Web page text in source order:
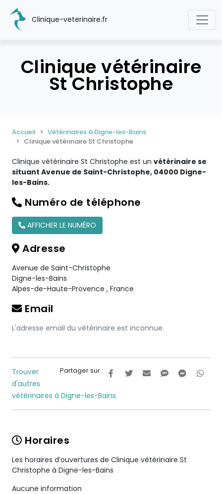
Clinique-veterinaire.fr
Clinique vétérinaire
St Christophe
Accueil
Vétérinaires à Digne-les-Bains
Clinique vétérinaire St Christophe
Clinique vétérinaire St Christophe est un vétérinaire se
situant Avenue de Saint-Christophe, 04000 Digne-
les-Bains.
Numéro de téléphone
AFFICHER LE NUMÉRO
Adresse
Avenue de Saint-Christophe
Digne-les-Bains
Alpes-de-Haute-Provence , France
Email
L'adresse email du vétérinaire est inconnue.
Partager sur :
Trouver
d'autres
vétérinaires à Digne-les-Bains.
Horaires
Les horaires d’ouvertures de Clinique vétérinaire St
Christophe à Digne-les-Bains
Aucune information